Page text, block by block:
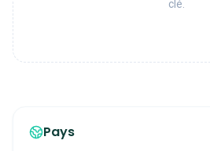
clé.
Pays